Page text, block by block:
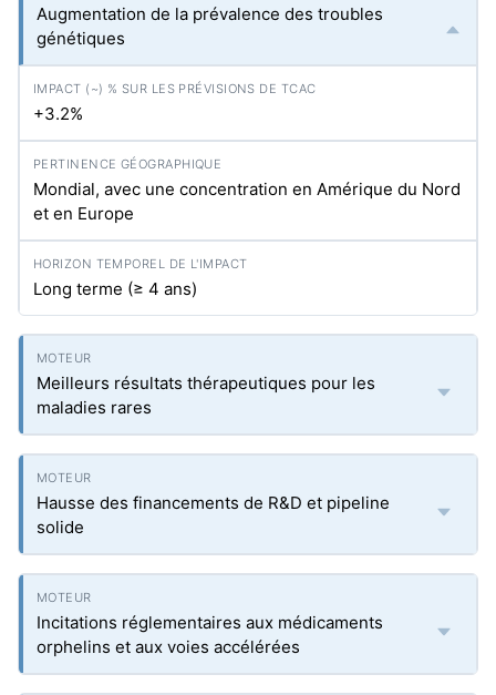
Augmentation de la prévalence des troubles
génétiques
+3.2%
Mondial, avec une concentration en Amérique du Nord
et en Europe
Long terme (≥ 4 ans)
Meilleurs résultats thérapeutiques pour les
maladies rares
Hausse des financements de R&D et pipeline
solide
Incitations réglementaires aux médicaments
orphelins et aux voies accélérées